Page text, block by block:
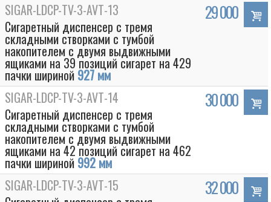
SIGAR-LDCP-TV-3-AVT-13
Сигаретный диспенсер с тремя
складными створками с тумбой
накопителем с двумя выдвижными
ящиками на 39 позиций сигарет на 429
пачки шириной 927 мм
29 000
SIGAR-LDCP-TV-3-AVT-14
Сигаретный диспенсер с тремя
складными створками с тумбой
накопителем с двумя выдвижными
ящиками на 42 позиций сигарет на 462
пачки шириной 992 мм
30 000
SIGAR-LDCP-TV-3-AVT-15
32 000